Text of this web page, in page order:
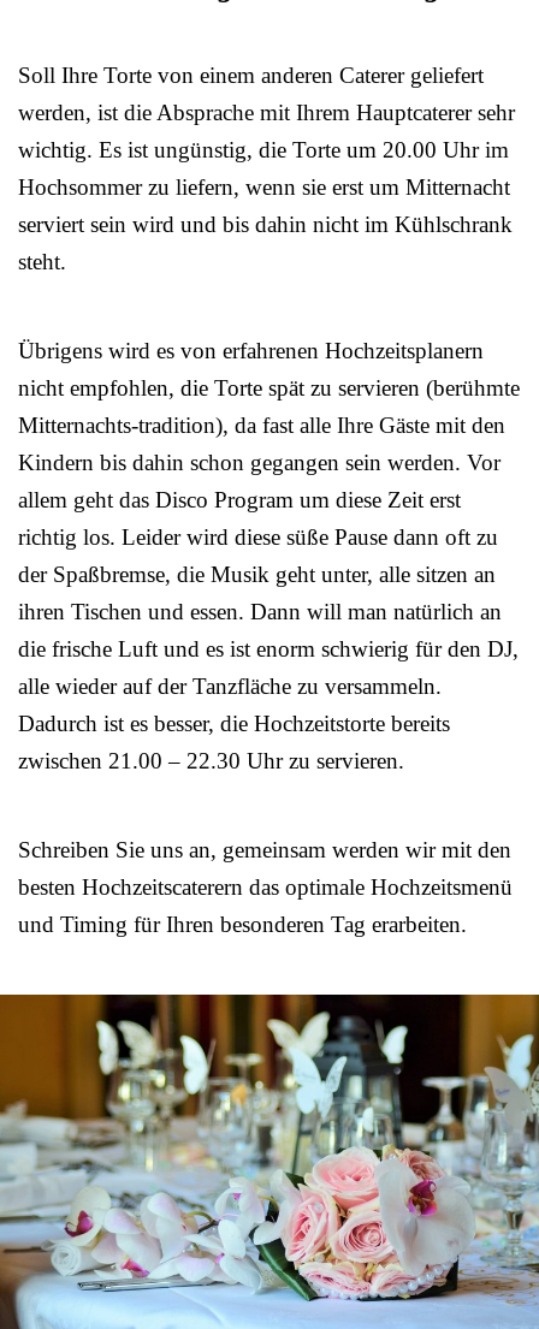
Soll Ihre Torte von einem anderen Caterer geliefert
werden, ist die Absprache mit Ihrem Hauptcaterer sehr
wichtig. Es ist ungünstig, die Torte um 20.00 Uhr im
Hochsommer zu liefern, wenn sie erst um Mitternacht
serviert sein wird und bis dahin nicht im Kühlschrank
steht.
Übrigens wird es von erfahrenen Hochzeitsplanern
nicht empfohlen, die Torte spät zu servieren (berühmte
Mitternachts-tradition), da fast alle Ihre Gäste mit den
Kindern bis dahin schon gegangen sein werden. Vor
allem geht das Disco Program um diese Zeit erst
richtig los. Leider wird diese süße Pause dann oft zu
der Spaßbremse, die Musik geht unter, alle sitzen an
ihren Tischen und essen. Dann will man natürlich an
die frische Luft und es ist enorm schwierig für den DJ,
alle wieder auf der Tanzfläche zu versammeln.
Dadurch ist es besser, die Hochzeitstorte bereits
zwischen 21.00 – 22.30 Uhr zu servieren.
Schreiben Sie uns an, gemeinsam werden wir mit den
besten Hochzeitscaterern das optimale Hochzeitsmenü
und Timing für Ihren besonderen Tag erarbeiten.